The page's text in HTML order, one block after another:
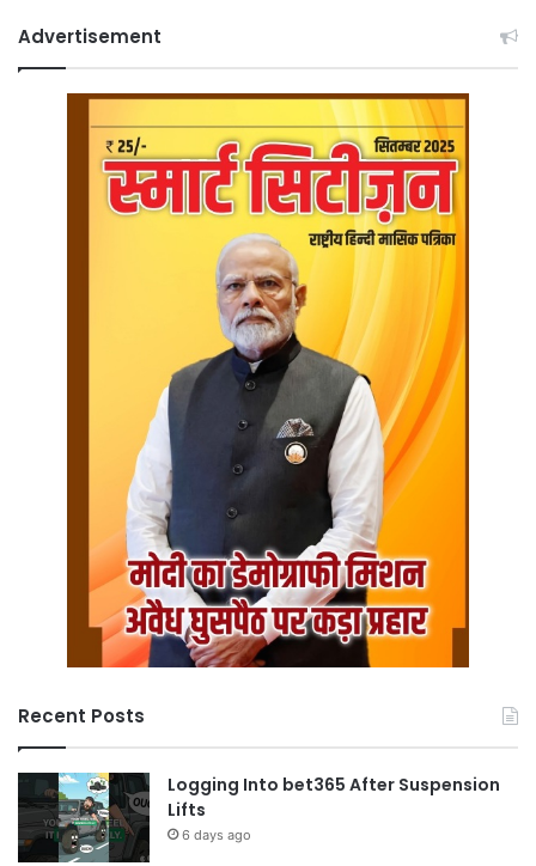
Advertisement
Recent Posts
Logging Into bet365 After Suspension
Lifts
6 days ago